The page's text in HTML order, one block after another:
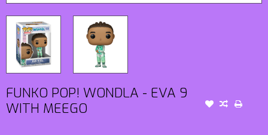
FUNKO POP! WONDLA - EVA 9
WITH MEEGO